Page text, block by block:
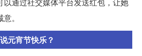
以通过社交媒体平台发送红包，让她
。
元宵节快乐？